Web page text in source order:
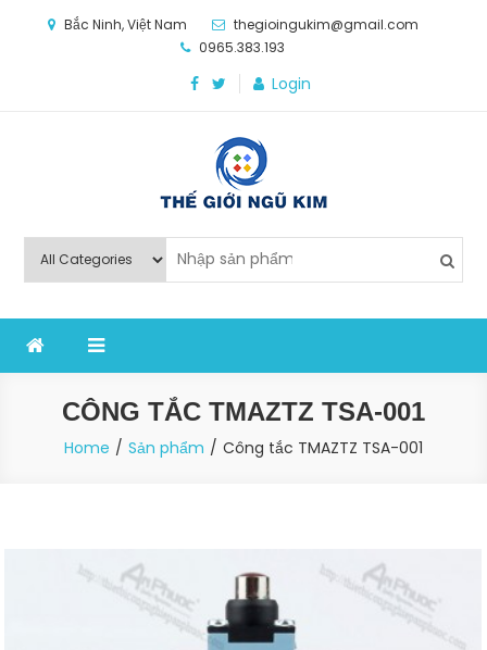
Bắc Ninh, Việt Nam
thegioingukim@gmail.com
0965.383.193
Login
Thế Giới Ngũ Kim
nghiệp sản xuất
CÔNG TẮC TMAZTZ TSA-001
Home Sản phẩm Công tắc TMAZTZ TSA-001